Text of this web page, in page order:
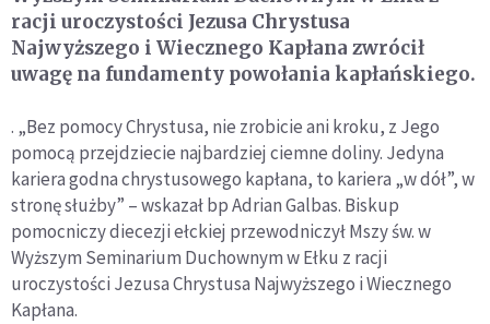
racji uroczystości Jezusa Chrystusa
Najwyższego i Wiecznego Kapłana zwrócił
uwagę na fundamenty powołania kapłańskiego.
. „Bez pomocy Chrystusa, nie zrobicie ani kroku, z Jego
pomocą przejdziecie najbardziej ciemne doliny. Jedyna
kariera godna chrystusowego kapłana, to kariera „w dół”, w
stronę służby” – wskazał bp Adrian Galbas. Biskup
pomocniczy diecezji ełckiej przewodniczył Mszy św. w
Wyższym Seminarium Duchownym w Ełku z racji
uroczystości Jezusa Chrystusa Najwyższego i Wiecznego
Kapłana.